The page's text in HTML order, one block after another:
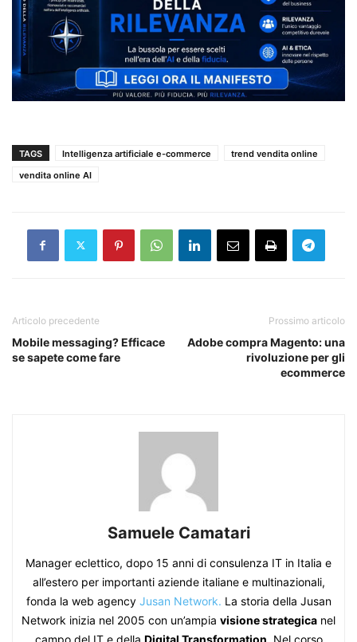
TAGS Intelligenza artificiale e-commerce
trend vendita online
vendita online AI
Articolo precedente
Mobile messaging? Efficace
se sapete come fare
Prossimo articolo
Adobe compra Magento: una
rivoluzione per gli
ecommerce
Samuele Camatari
Manager eclettico, dopo 15 anni di consulenza IT in Italia e
all’estero per importanti aziende italiane e multinazionali,
fonda la web agency Jusan Network. La storia della Jusan
Network inizia nel 2005 con un’ampia visione strategica nel
campo del IT e della Digital Transformation . Nel corso